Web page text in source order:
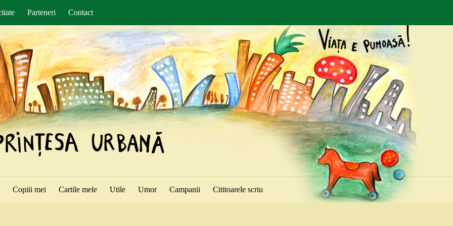
Parteneri Contact
Copiii mei Cartile mele Utile Umor Campanii Cititoarele scriu